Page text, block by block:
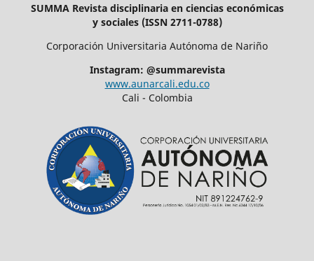
SUMMA Revista disciplinaria en ciencias económicas
y sociales (ISSN 2711-0788)
Corporación Universitaria Autónoma de Nariño
Instagram: @summarevista
www.aunarcali.edu.co
Cali - Colombia